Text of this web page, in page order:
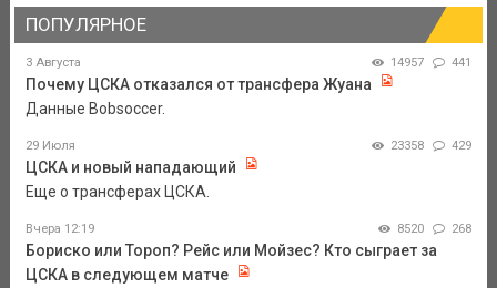
ПОПУЛЯРНОЕ
3 Августа 14957 441
Почему ЦСКА отказался от трансфера Жуана
Данные Bobsoccer.
29 Июля 23358 429
ЦСКА и новый нападающий
Еще о трансферах ЦСКА.
Вчера 12:19 8520 268
Бориско или Тороп? Рейс или Мойзес? Кто сыграет за
ЦСКА в следующем матче